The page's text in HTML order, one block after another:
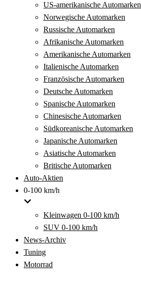
US-amerikanische Automarken
Norwegische Automarken
Russische Automarken
Afrikanische Automarken
Amerikanische Automarken
Italienische Automarken
Französische Automarken
Deutsche Automarken
Spanische Automarken
Chinesische Automarken
Südkoreanische Automarken
Japanische Automarken
Asiatische Automarken
Britische Automarken
Auto-Aktien
0-100 km/h
Kleinwagen 0-100 km/h
SUV 0-100 km/h
News-Archiv
Tuning
Motorrad